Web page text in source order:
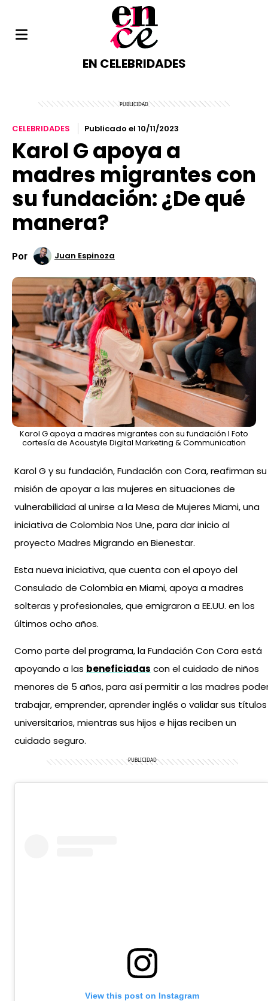
EN CELEBRIDADES
CELEBRIDADES Publicado el 10/11/2023
Karol G apoya a
madres migrantes con
su fundación: ¿De qué
manera?
Por Juan Espinoza
Karol G apoya a madres migrantes con su fundación l Foto
cortesía de Acoustyle Digital Marketing & Communication
Karol G y su fundación, Fundación con Cora, reafirman su
misión de apoyar a las mujeres en situaciones de
vulnerabilidad al unirse a la Mesa de Mujeres Miami, una
iniciativa de Colombia Nos Une, para dar inicio al
proyecto Madres Migrando en Bienestar.
Esta nueva iniciativa, que cuenta con el apoyo del
Consulado de Colombia en Miami, apoya a madres
solteras y profesionales, que emigraron a EE.UU. en los
últimos ocho años.
Como parte del programa, la Fundación Con Cora está
apoyando a las beneficiadas con el cuidado de niños
menores de 5 años, para así permitir a las madres
trabajar, emprender, aprender inglés o validar sus títulos
universitarios, mientras sus hijos e hijas reciben un
cuidado seguro.
View this post on Instagram